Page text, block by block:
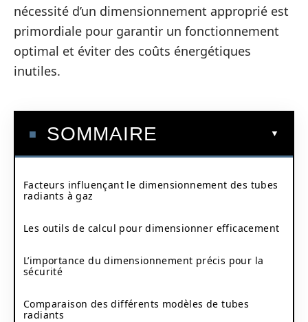
nécessité d’un dimensionnement approprié est
primordiale pour garantir un fonctionnement
optimal et éviter des coûts énergétiques
inutiles.
SOMMAIRE
Facteurs influençant le dimensionnement des tubes
radiants à gaz
Les outils de calcul pour dimensionner efficacement
L’importance du dimensionnement précis pour la
sécurité
Comparaison des différents modèles de tubes
radiants